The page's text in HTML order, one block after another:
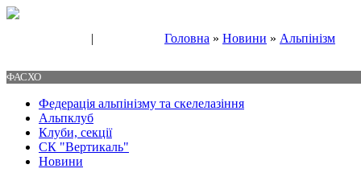
| Головна » Новини » Альпінізм
ФАСХО
Федерація альпінізму та скелелазіння
Альпклуб
Клуби, секції
СК "Вертикаль"
Новини